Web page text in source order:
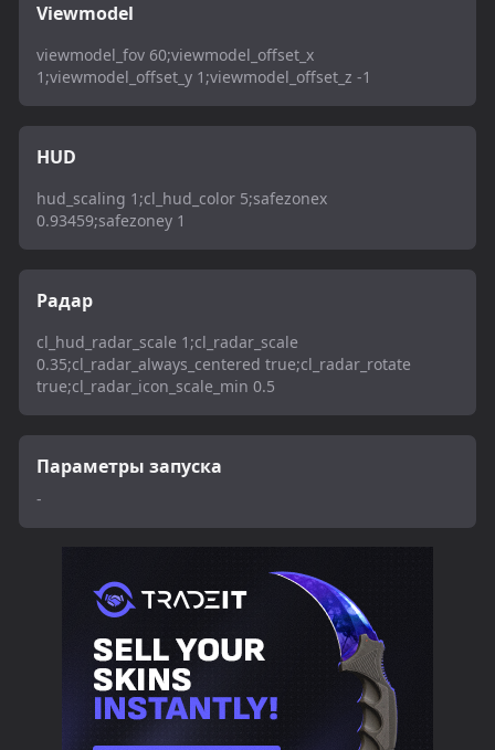
Viewmodel
viewmodel_fov 60;viewmodel_offset_x
1;viewmodel_offset_y 1;viewmodel_offset_z -1
HUD
hud_scaling 1;cl_hud_color 5;safezonex
0.93459;safezoney 1
Радар
cl_hud_radar_scale 1;cl_radar_scale
0.35;cl_radar_always_centered true;cl_radar_rotate
true;cl_radar_icon_scale_min 0.5
Параметры запуска
-